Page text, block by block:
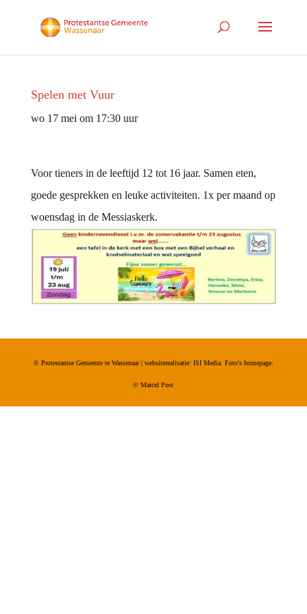
Spelen met Vuur
wo 17 mei om 17:30 uur
Voor tieners in de leeftijd 12 tot 16 jaar. Samen eten,
goede gesprekken en leuke activiteiten. 1x per maand op
woensdag in de Messiaskerk.
© Protestantse Gemeente te Wassenaar | websiterealisatie: ISI Media. Foto's homepage:
©Marcel Post